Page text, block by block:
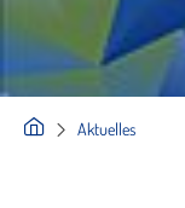
Aktuelles